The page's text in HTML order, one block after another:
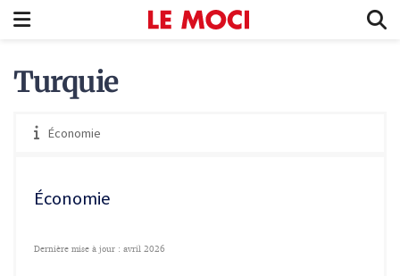
Turquie
Économie
Économie
Dernière mise à jour : avril 2026